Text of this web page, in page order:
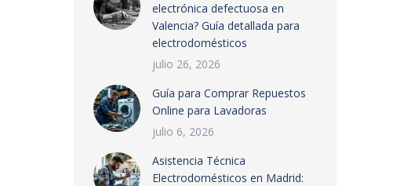
electrónica defectuosa en
Valencia? Guía detallada para
electrodomésticos
julio 26, 2026
Guía para Comprar Repuestos
Online para Lavadoras
julio 6, 2026
Asistencia Técnica
Electrodomésticos en Madrid: